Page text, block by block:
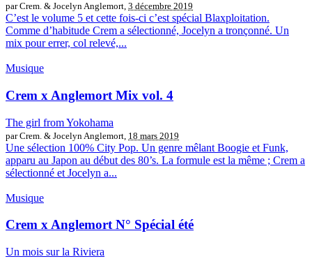
par Crem. & Jocelyn Anglemort, 3 décembre 2019
C’est le volume 5 et cette fois-ci c’est spécial Blaxploitation.
Comme d’habitude Crem a sélectionné, Jocelyn a tronçonné. Un
mix pour errer, col relevé,...
Musique
Crem x Anglemort Mix vol. 4
The girl from Yokohama
par Crem. & Jocelyn Anglemort, 18 mars 2019
Une sélection 100% City Pop. Un genre mêlant Boogie et Funk,
apparu au Japon au début des 80’s. La formule est la même ; Crem a
sélectionné et Jocelyn a...
Musique
Crem x Anglemort N° Spécial été
Un mois sur la Riviera